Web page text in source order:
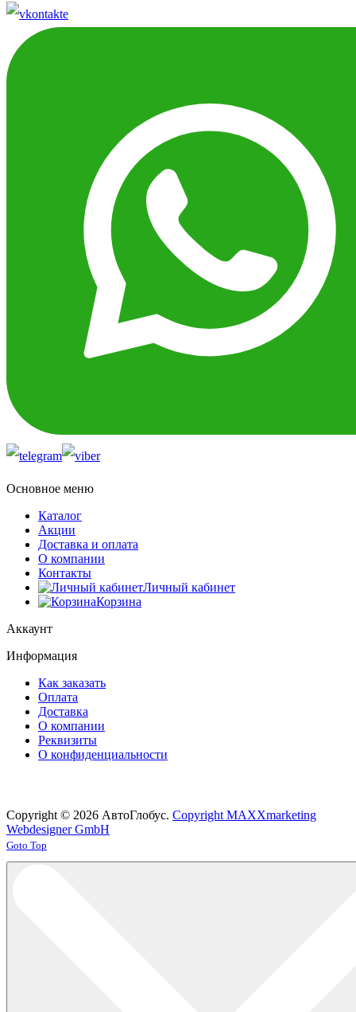
Основное меню
Каталог
Акции
Доставка и оплата
О компании
Контакты
Личный кабинет
Корзина
Аккаунт
Информация
Как заказать
Оплата
Доставка
О компании
Реквизиты
О конфиденциальности
Copyright © 2026 АвтоГлобус. Copyright MAXXmarketing
Webdesigner GmbH
Joomla! 3 Templates
Goto Top